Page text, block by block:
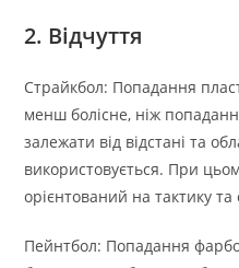
2. Відчуття
Страйкбол: Попадання
менш болісне, ніж
залежати від відстані та
використовується. При
орієнтований на тактику та
Пейнтбол: Попадання